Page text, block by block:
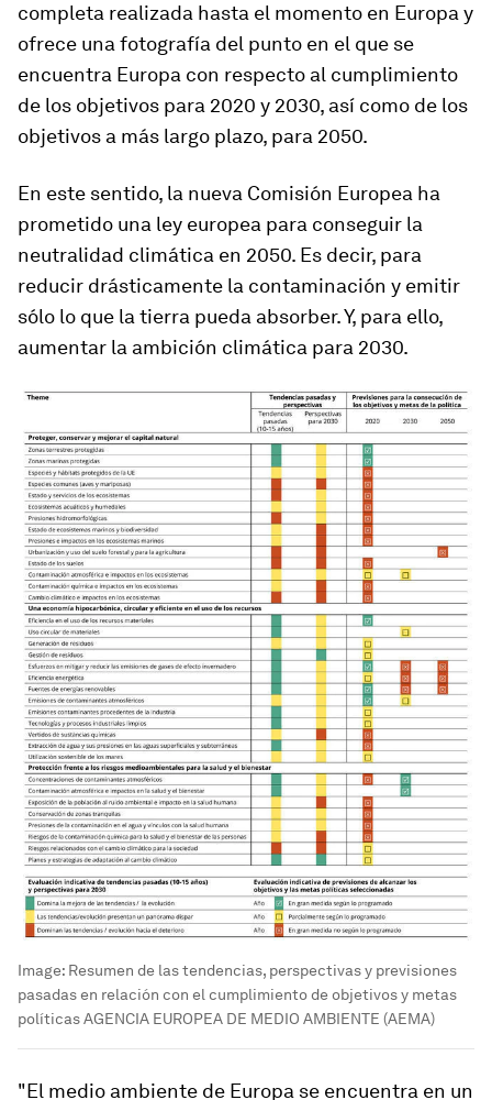
completa realizada hasta el momento en Europa y
ofrece una fotografía del punto en el que se
encuentra Europa con respecto al cumplimiento
de los objetivos para 2020 y 2030, así como de los
objetivos a más largo plazo, para 2050.
En este sentido, la nueva Comisión Europea ha
prometido una ley europea para conseguir la
neutralidad climática en 2050. Es decir, para
reducir drásticamente la contaminación y emitir
sólo lo que la tierra pueda absorber. Y, para ello,
aumentar la ambición climática para 2030.
Image: Resumen de las tendencias, perspectivas y previsiones
pasadas en relación con el cumplimiento de objetivos y metas
políticas AGENCIA EUROPEA DE MEDIO AMBIENTE (AEMA)
"El medio ambiente de Europa se encuentra en un